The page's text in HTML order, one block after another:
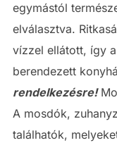
egymástól
elválasztva.
vízzel ellátott, így
berendezett
rendelkezésre!
A mosdók,
találhatók,